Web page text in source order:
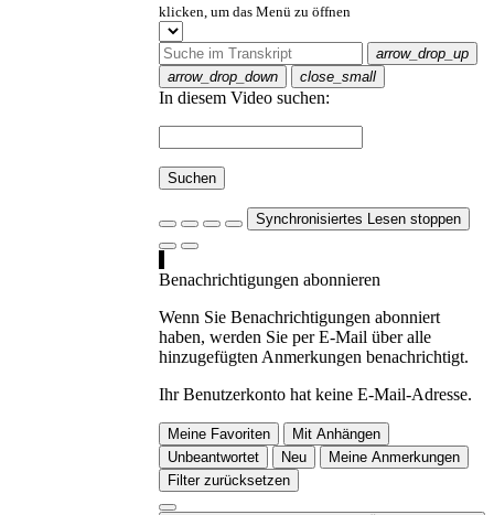
klicken, um das Menü zu öffnen
arrow_drop_up
arrow_drop_down
close_small
In diesem Video suchen:
Suchen
Synchronisiertes Lesen stoppen
Benachrichtigungen abonnieren
Wenn Sie Benachrichtigungen abonniert
haben, werden Sie per E-Mail über alle
hinzugefügten Anmerkungen benachrichtigt.
Ihr Benutzerkonto hat keine E-Mail-Adresse.
Meine Favoriten
Mit Anhängen
Unbeantwortet
Neu
Meine Anmerkungen
Filter zurücksetzen